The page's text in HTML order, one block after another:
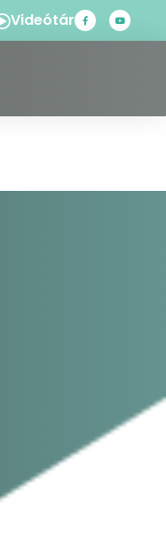
Videótár